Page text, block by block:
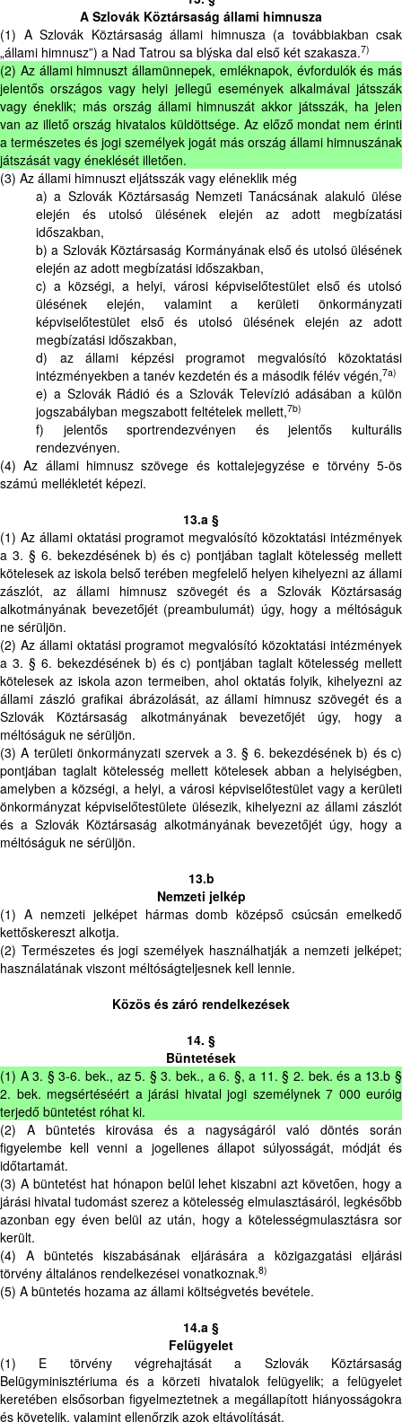
A Szlovák Köztársaság állami himnusza
(1) A Szlovák Köztársaság állami himnusza (a továbbiakban csak
„állami himnusz”) a Nad Tatrou sa blýska dal első két szakasza.7)
(2) Az állami himnuszt államünnepek, emléknapok, évfordulók és más
jelentős országos vagy helyi jellegű események alkalmával játsszák
vagy éneklik; más ország állami himnuszát akkor játsszák, ha jelen
van az illető ország hivatalos küldöttsége. Az előző mondat nem érinti
a természetes és jogi személyek jogát más ország állami himnuszának
játszását vagy éneklését illetően.
(3) Az állami himnuszt eljátsszák vagy eléneklik még
a) a Szlovák Köztársaság Nemzeti Tanácsának alakuló ülése
elején és utolsó ülésének elején az adott megbízatási
időszakban,
b) a Szlovák Köztársaság Kormányának első és utolsó ülésének
elején az adott megbízatási időszakban,
c) a községi, a helyi, városi képviselőtestület első és utolsó
ülésének elején, valamint a kerületi önkormányzati
képviselőtestület első és utolsó ülésének elején az adott
megbízatási időszakban,
d) az állami képzési programot megvalósító közoktatási
intézményekben a tanév kezdetén és a második félév végén,7a)
e) a Szlovák Rádió és a Szlovák Televízió adásában a külön
jogszabályban megszabott feltételek mellett,7b)
f) jelentős sportrendezvényen és jelentős kulturális
rendezvényen.
(4) Az állami himnusz szövege és kottalejegyzése e törvény 5-ös
számú mellékletét képezi.
13.a §
(1) Az állami oktatási programot megvalósító közoktatási intézmények
a 3. § 6. bekezdésének b) és c) pontjában taglalt kötelesség mellett
kötelesek az iskola belső terében megfelelő helyen kihelyezni az állami
zászlót, az állami himnusz szövegét és a Szlovák Köztársaság
alkotmányának bevezetőjét (preambulumát) úgy, hogy a méltóságuk
ne sérüljön.
(2) Az állami oktatási programot megvalósító közoktatási intézmények
a 3. § 6. bekezdésének b) és c) pontjában taglalt kötelesség mellett
kötelesek az iskola azon termeiben, ahol oktatás folyik, kihelyezni az
állami zászló grafikai ábrázolását, az állami himnusz szövegét és a
Szlovák Köztársaság alkotmányának bevezetőjét úgy, hogy a
méltóságuk ne sérüljön.
(3) A területi önkormányzati szervek a 3. § 6. bekezdésének b) és c)
pontjában taglalt kötelesség mellett kötelesek abban a helyiségben,
amelyben a községi, a helyi, a városi képviselőtestület vagy a kerületi
önkormányzat képviselőtestülete ülésezik, kihelyezni az állami zászlót
és a Szlovák Köztársaság alkotmányának bevezetőjét úgy, hogy a
méltóságuk ne sérüljön.
13.b
Nemzeti jelkép
(1) A nemzeti jelképet hármas domb középső csúcsán emelkedő
kettőskereszt alkotja.
(2) Természetes és jogi személyek használhatják a nemzeti jelképet;
használatának viszont méltóságteljesnek kell lennie.
Közös és záró rendelkezések
14. §
Büntetések
(1) A 3. § 3-6. bek., az 5. § 3. bek., a 6. §, a 11. § 2. bek. és a 13.b §
2. bek. megsértéséért a járási hivatal jogi személynek 7 000 euróig
terjedő büntetést róhat ki.
(2) A büntetés kirovása és a nagyságáról való döntés során
figyelembe kell venni a jogellenes állapot súlyosságát, módját és
időtartamát.
(3) A büntetést hat hónapon belül lehet kiszabni azt követően, hogy a
járási hivatal tudomást szerez a kötelesség elmulasztásáról, legkésőbb
azonban egy éven belül az után, hogy a kötelességmulasztásra sor
került.
(4) A büntetés kiszabásának eljárására a közigazgatási eljárási
törvény általános rendelkezései vonatkoznak.8)
(5) A büntetés hozama az állami költségvetés bevétele.
14.a §
Felügyelet
(1) E törvény végrehajtását a Szlovák Köztársaság
Belügyminisztériuma és a körzeti hivatalok felügyelik; a felügyelet
keretében elsősorban figyelmeztetnek a megállapított hiányosságokra
és követelik, valamint ellenőrzik azok eltávolítását.